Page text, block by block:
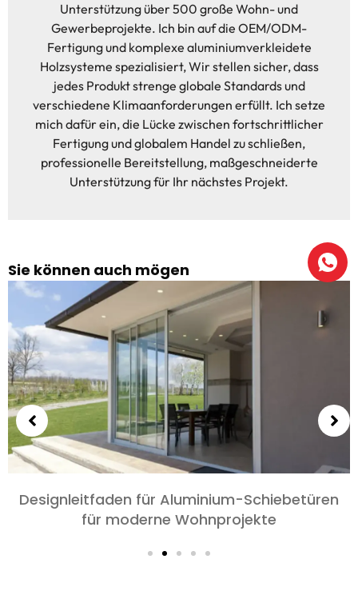
Unterstützung über 500 große Wohn- und
Gewerbeprojekte. Ich bin auf die OEM/ODM-
Fertigung und komplexe aluminiumverkleidete
Holzsysteme spezialisiert, Wir stellen sicher, dass
jedes Produkt strenge globale Standards und
verschiedene Klimaanforderungen erfüllt. Ich setze
mich dafür ein, die Lücke zwischen fortschrittlicher
Fertigung und globalem Handel zu schließen,
professionelle Bereitstellung, maßgeschneiderte
Unterstützung für Ihr nächstes Projekt.
Sie können auch mögen
Wählen Sie Aluminiumtüren für Schlafzimmer
und Wohnzimmer: Komfort, Stil, und